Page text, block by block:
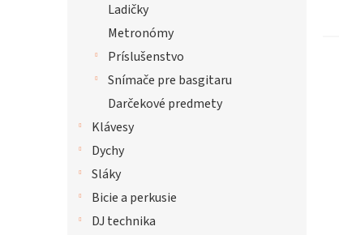
Ladičky
Metronómy
Príslušenstvo
Snímače pre basgitaru
Darčekové predmety
Klávesy
Dychy
Sláky
Bicie a perkusie
DJ technika